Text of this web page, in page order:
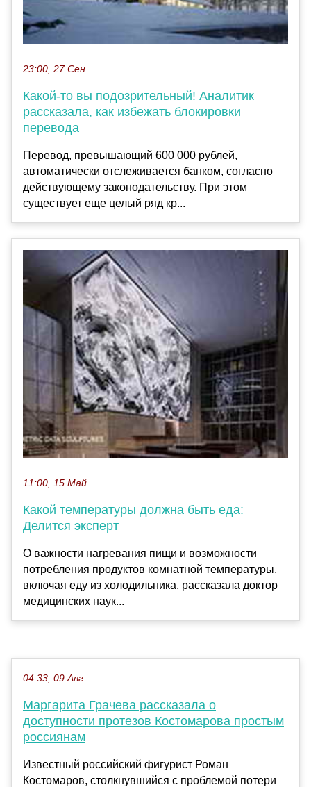
23:00, 27 Сен
Какой-то вы подозрительный! Аналитик
рассказала, как избежать блокировки
перевода
Перевод, превышающий 600 000 рублей,
автоматически отслеживается банком, согласно
действующему законодательству. При этом
существует еще целый ряд кр...
11:00, 15 Май
Какой температуры должна быть еда:
Делится эксперт
О важности нагревания пищи и возможности
потребления продуктов комнатной температуры,
включая еду из холодильника, рассказала доктор
медицинских наук...
04:33, 09 Авг
Маргарита Грачева рассказала о
доступности протезов Костомарова простым
россиянам
Известный российский фигурист Роман
Костомаров, столкнувшийся с проблемой потери